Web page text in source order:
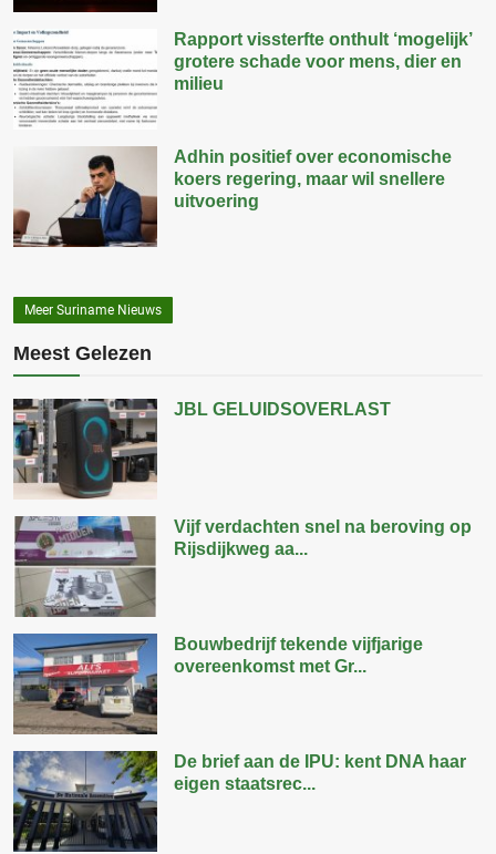
Rapport vissterfte onthult ‘mogelijk’
grotere schade voor mens, dier en
milieu
Adhin positief over economische
koers regering, maar wil snellere
uitvoering
Meer Suriname Nieuws
Meest Gelezen
JBL GELUIDSOVERLAST
Vijf verdachten snel na beroving op
Rijsdijkweg aa...
Bouwbedrijf tekende vijfjarige
overeenkomst met Gr...
De brief aan de IPU: kent DNA haar
eigen staatsrec...